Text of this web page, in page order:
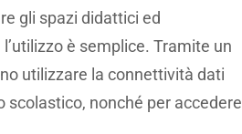
gli spazi didattici ed
è semplice. Tramite un
utilizzare la connettività dati
scolastico, nonché per accedere